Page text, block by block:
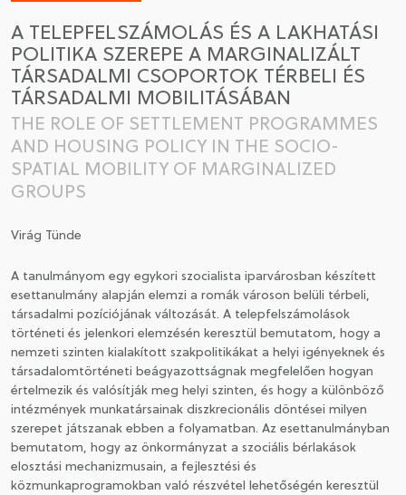
NYELVVÁLASZTÁS
CSATLAKOZÁS A TÁRSASÁGHOZ / MEGÚJÍTOM A
TAGSÁGOMAT
A TELEPFELSZÁMOLÁS ÉS A LAKHATÁSI
POLITIKA SZEREPE A MARGINALIZÁLT
TÁRSADALMI CSOPORTOK TÉRBELI ÉS
TÁRSADALMI MOBILITÁSÁBAN
THE ROLE OF SETTLEMENT PROGRAMMES
AND HOUSING POLICY IN THE SOCIO-
SPATIAL MOBILITY OF MARGINALIZED
GROUPS
Virág Tünde
A tanulmányom egy egykori szocialista iparvárosban készített
esettanulmány alapján elemzi a romák városon belüli térbeli,
társadalmi pozíciójának változását. A telepfelszámolások
történeti és jelenkori elemzésén keresztül bemutatom, hogy a
nemzeti szinten kialakított szakpolitikákat a helyi igényeknek és
társadalomtörténeti beágyazottságnak megfelelően hogyan
értelmezik és valósítják meg helyi szinten, és hogy a különböző
intézmények munkatársainak diszkrecionális döntései milyen
szerepet játszanak ebben a folyamatban. Az esettanulmányban
bemutatom, hogy az önkormányzat a szociális bérlakások
elosztási mechanizmusain, a fejlesztési és
közmunkaprogramokban való részvétel lehetőségén keresztül